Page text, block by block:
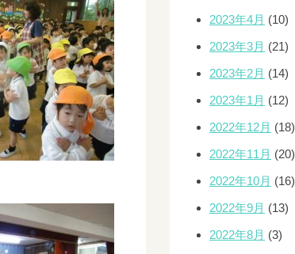
2023年4月 (10)
2023年3月 (21)
2023年2月 (14)
2023年1月 (12)
2022年12月 (18)
2022年11月 (20)
2022年10月 (16)
2022年9月 (13)
2022年8月 (3)